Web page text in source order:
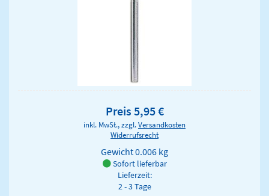
Preis 5,95 €
inkl. MwSt., zzgl.Versandkosten
Widerrufsrecht
Gewicht0.006 kg
Sofort lieferbar
Lieferzeit:
2 - 3 Tage